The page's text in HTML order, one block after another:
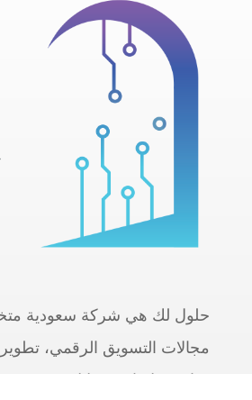
حلول لك هي شركة سعودية
مجالات التسويق الرقمي،
نجاح عملائنا من خلال توفير